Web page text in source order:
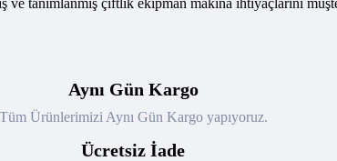
Aynı Gün Kargo
Tüm Ürünlerimizi Aynı Gün Kargo yapıyoruz.
Ücretsiz İade